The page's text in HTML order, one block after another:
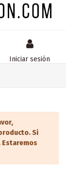
Iniciar sesión
Si